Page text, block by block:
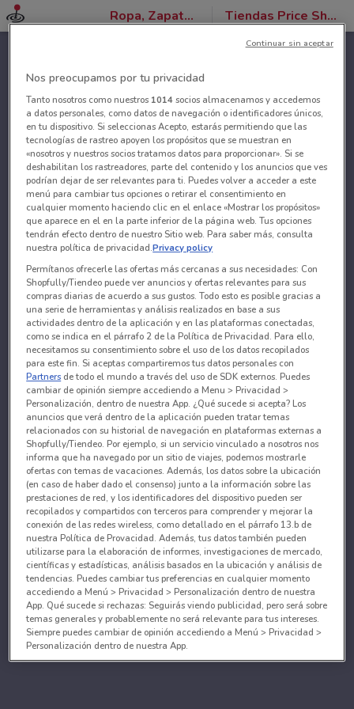
Ropa, Zapatos y Accesorios Tiendas Price Shoes
Nos preocupamos por tu privacidad
Tanto nosotros como nuestros 1014socios almacenamos y accedemos
a datos personales, como datos de navegación o identificadores únicos,
en tu dispositivo. Si seleccionas Acepto, estarás permitiendo que las
tecnologías de rastreo apoyen los propósitos que se muestran en
«nosotros y nuestros socios tratamos datos para proporcionar». Si se
deshabilitan los rastreadores, parte del contenido y los anuncios que ves
podrían dejar de ser relevantes para ti. Puedes volver a acceder a este
menú para cambiar tus opciones o retirar el consentimiento en
cualquier momento haciendo clic en el enlace «Mostrar los propósitos»
que aparece en el en la parte inferior de la página web. Tus opciones
tendrán efecto dentro de nuestro Sitio web. Para saber más, consulta
nuestra política de privacidad.Privacy policy
Permítanos ofrecerle las ofertas más cercanas a sus necesidades: Con
Shopfully/Tiendeo puede ver anuncios y ofertas relevantes para sus
compras diarias de acuerdo a sus gustos. Todo esto es posible gracias a
una serie de herramientas y análisis realizados en base a sus
actividades dentro de la aplicación y en las plataformas conectadas,
como se indica en el párrafo 2 de la Política de Privacidad. Para ello,
necesitamos su consentimiento sobre el uso de los datos recopilados
para este fin. Si aceptas compartiremos tus datos personales con
Partners de todo el mundo a través del uso de SDK externos. Puedes
cambiar de opinión siempre accediendo a Menu > Privacidad >
Personalización, dentro de nuestra App. ¿Qué sucede si acepta? Los
anuncios que verá dentro de la aplicación pueden tratar temas
relacionados con su historial de navegación en plataformas externas a
Shopfully/Tiendeo. Por ejemplo, si un servicio vinculado a nosotros nos
informa que ha navegado por un sitio de viajes, podemos mostrarle
ofertas con temas de vacaciones. Además, los datos sobre la ubicación
(en caso de haber dado el consenso) junto a la información sobre las
prestaciones de red, y los identificadores del dispositivo pueden ser
recopilados y compartidos con terceros para comprender y mejorar la
conexión de las redes wireless, como detallado en el párrafo 13.b de
nuestra Política de Provacidad. Además, tus datos también pueden
utilizarse para la elaboración de informes, investigaciones de mercado,
científicas y estadísticas, análisis basados en la ubicación y análisis de
tendencias. Puedes cambiar tus preferencias en cualquier momento
accediendo a Menú > Privacidad > Personalización dentro de nuestra
App. Qué sucede si rechazas: Seguirás viendo publicidad, pero será sobre
temas generales y probablemente no será relevante para tus intereses.
Siempre puedes cambiar de opinión accediendo a Menú > Privacidad >
Personalización dentro de nuestra App.
Continuar sin aceptar